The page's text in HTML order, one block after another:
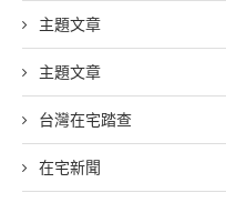
主題文章
主題文章
台灣在宅踏查
在宅新聞